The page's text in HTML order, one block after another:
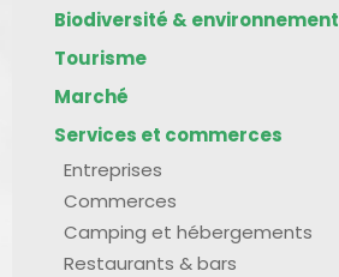
Biodiversité & environnement
Tourisme
Marché
Services et commerces
Entreprises
Commerces
Camping et hébergements
Restaurants & bars